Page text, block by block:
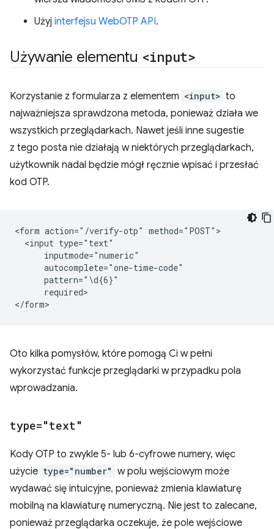
Użyj interfejsu WebOTP API.
Używanie elementu <input>
Korzystanie z formularza z elementem <input> to
najważniejsza sprawdzona metoda, ponieważ działa we
wszystkich przeglądarkach. Nawet jeśli inne sugestie
z tego posta nie działają w niektórych przeglądarkach,
użytkownik nadal będzie mógł ręcznie wpisać i przesłać
kod OTP.
<form action="/verify-otp" method="POST">
  <input type="text"
      inputmode="numeric"
      autocomplete="one-time-code"
      pattern="\d{6}"
      required>
Oto kilka pomysłów, które pomogą Ci w pełni
wykorzystać funkcje przeglądarki w przypadku pola
wprowadzania.
type="text"
Kody OTP to zwykle 5- lub 6-cyfrowe numery, więc
użycie type="number" w polu wejściowym może
wydawać się intuicyjne, ponieważ zmienia klawiaturę
mobilną na klawiaturę numeryczną. Nie jest to zalecane,
ponieważ przeglądarka oczekuje, że pole wejściowe